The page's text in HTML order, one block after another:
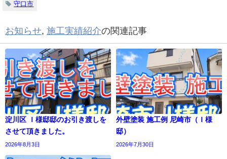
守口市
お知らせ, 施工実績紹介の関連記事
淀川区 Ｉ様邸邸のお引き渡しを
させて頂きました。
2026年8月3日
外壁塗装 施工例 尼崎市（Ｉ様
邸）
2026年7月30日